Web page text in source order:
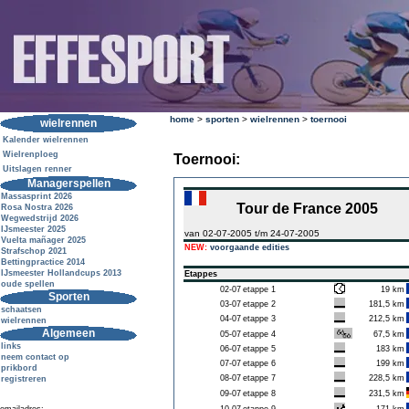
wielrennen
Kalender wielrennen
Wielrenploeg
Uitslagen renner
Managerspellen
Massasprint 2026
Rosa Nostra 2026
Wegwedstrijd 2026
IJsmeester 2025
Vuelta mañager 2025
Strafschop 2021
Bettingpractice 2014
IJsmeester Hollandcups 2013
oude spellen
Sporten
schaatsen
wielrennen
Algemeen
links
neem contact op
prikbord
registreren
home > sporten > wielrennen > toernooi
Toernooi:
Tour de France 2005
van 02-07-2005 t/m 24-07-2005
NEW: voorgaande edities
Etappes
02-07 etappe 1
19 km
03-07 etappe 2
181,5 km
04-07 etappe 3
212,5 km
05-07 etappe 4
67,5 km
06-07 etappe 5
183 km
07-07 etappe 6
199 km
08-07 etappe 7
228,5 km
09-07 etappe 8
231,5 km